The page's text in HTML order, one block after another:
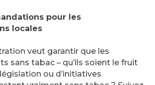
pour les
locales
veut garantir que les
sans tabac – qu’ils soient le fruit
ou d’initiatives